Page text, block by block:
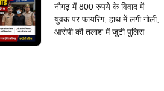
नौगढ़ में 800 रुपये के विवाद में
युवक पर फायरिंग, हाथ में लगी गोली,
आरोपी की तलाश में जुटी पुलिस